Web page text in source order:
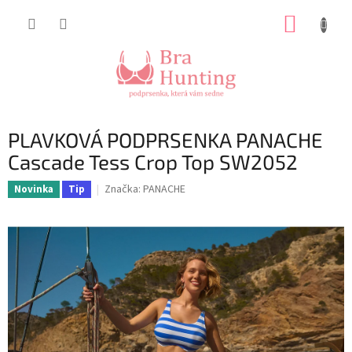
PLAVKOVÁ PODPRSENKA PANACHE
Cascade Tess Crop Top SW2052
Novinka Tip Značka: PANACHE